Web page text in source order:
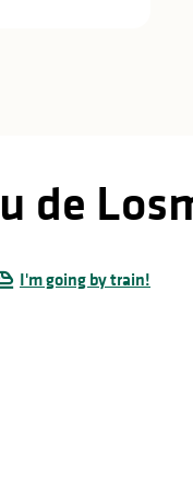
de
I'm going by train!